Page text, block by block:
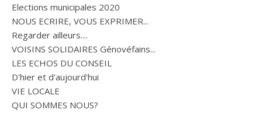
Elections municipales 2020
NOUS ECRIRE, VOUS EXPRIMER...
Regarder ailleurs....
VOISINS SOLIDAIRES Génovéfains...
LES ECHOS DU CONSEIL
D'hier et d'aujourd'hui
VIE LOCALE
QUI SOMMES NOUS?